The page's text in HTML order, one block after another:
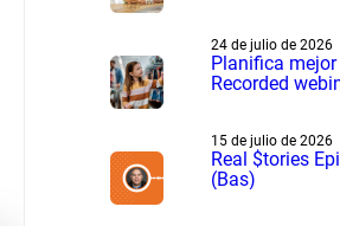
24 de julio de 2026
Planifica
Recorded
15 de julio de 2026
Real $tories
(Bas)